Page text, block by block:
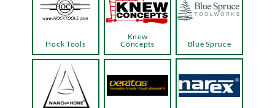
Hock Tools
Knew
Concepts
Blue Spruce